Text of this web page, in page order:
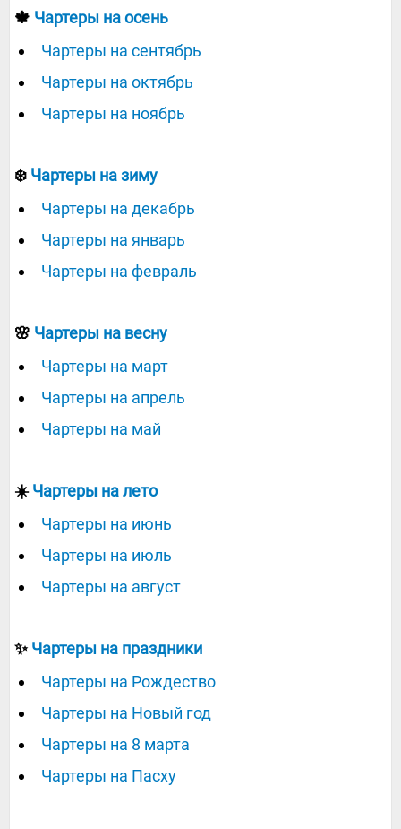
🍁 Чартеры на осень
Чартеры на сентябрь
Чартеры на октябрь
Чартеры на ноябрь
❄️ Чартеры на зиму
Чартеры на декабрь
Чартеры на январь
Чартеры на февраль
🌸 Чартеры на весну
Чартеры на март
Чартеры на апрель
Чартеры на май
☀️Чартеры на лето
Чартеры на июнь
Чартеры на июль
Чартеры на август
✨Чартеры на праздники
Чартеры на Рождество
Чартеры на Новый год
Чартеры на 8 марта
Чартеры на Пасху